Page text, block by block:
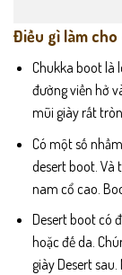
Điều gì làm
Chukka boot là
đường viền hở
mũi giày rất
Có một số
desert boot. Và
nam cổ cao.
Desert boot có
hoặc đế da.
giày Desert